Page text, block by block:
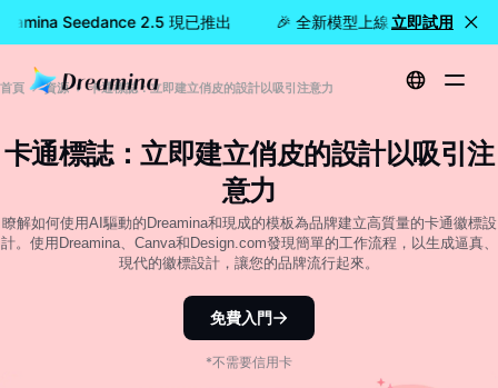
Seedance 2.5 現已推出 🎉 全新模型上線：Dreamina
立即試用
首頁 資源 卡通標誌：立即建立俏皮的設計以吸引注意力
卡通標誌：立即建立俏皮的設計以吸引注
意力
瞭解如何使用AI驅動的Dreamina和現成的模板為品牌建立高質量的卡通徽標設
計。使用Dreamina、Canva和Design.com發現簡單的工作流程，以生成逼真、
現代的徽標設計，讓您的品牌流行起來。
免費入門
*不需要信用卡